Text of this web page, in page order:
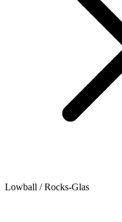
Lowball / Rocks-Glas